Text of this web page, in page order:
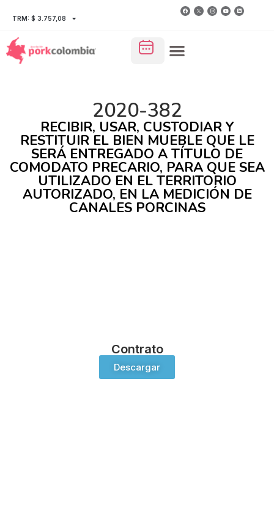
TRM: $ 3.757,08
2020-382
RECIBIR, USAR, CUSTODIAR Y
RESTITUIR EL BIEN MUEBLE QUE LE
SERÁ ENTREGADO A TÍTULO DE
COMODATO PRECARIO, PARA QUE SEA
UTILIZADO EN EL TERRITORIO
AUTORIZADO, EN LA MEDICIÓN DE
CANALES PORCINAS
Contrato
Descargar